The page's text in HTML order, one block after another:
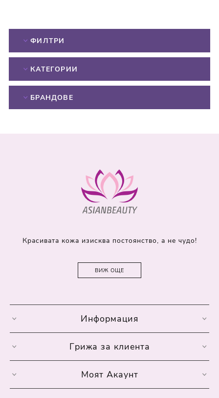
ФИЛТРИ
КАТЕГОРИИ
БРАНДОВЕ
Красивата кожа изисква постоянство, а не чудо!
ВИЖ ОЩЕ
Информация
Грижа за клиента
Моят Акаунт